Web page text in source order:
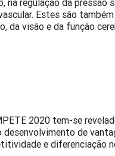
na regulação da pressão
Estes são
da visão e da função
2020 tem-se
desenvolvimento de
e diferenciação